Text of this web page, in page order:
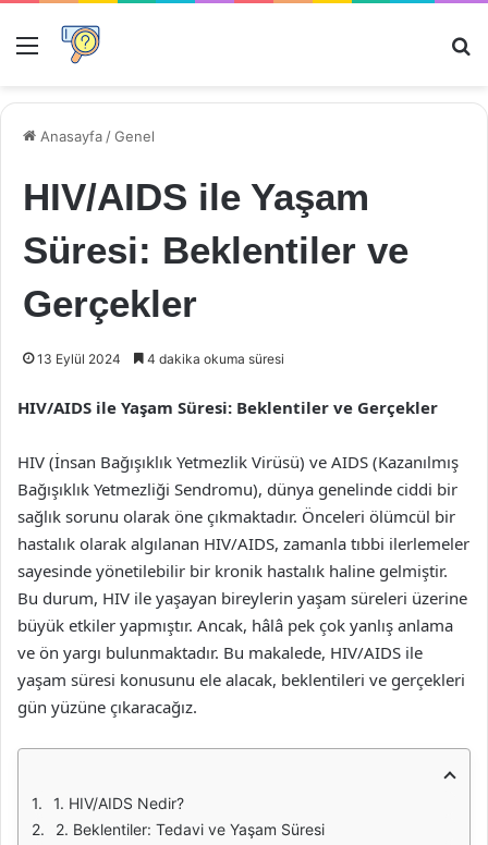
Menü
Anasayfa /Genel
HIV/AIDS ile Yaşam
Süresi: Beklentiler ve
Gerçekler
13 Eylül 2024 4 dakika okuma süresi
HIV/AIDS ile Yaşam Süresi: Beklentiler ve Gerçekler
HIV (İnsan Bağışıklık Yetmezlik Virüsü) ve AIDS (Kazanılmış
Bağışıklık Yetmezliği Sendromu), dünya genelinde ciddi bir
sağlık sorunu olarak öne çıkmaktadır. Önceleri ölümcül bir
hastalık olarak algılanan HIV/AIDS, zamanla tıbbi ilerlemeler
sayesinde yönetilebilir bir kronik hastalık haline gelmiştir.
Bu durum, HIV ile yaşayan bireylerin yaşam süreleri üzerine
büyük etkiler yapmıştır. Ancak, hâlâ pek çok yanlış anlama
ve ön yargı bulunmaktadır. Bu makalede, HIV/AIDS ile
yaşam süresi konusunu ele alacak, beklentileri ve gerçekleri
gün yüzüne çıkaracağız.
1. HIV/AIDS Nedir?
2. Beklentiler: Tedavi ve Yaşam Süresi